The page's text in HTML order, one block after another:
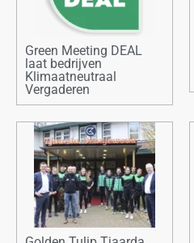
Green Meeting DEAL
laat bedrijven
Klimaatneutraal
Vergaderen